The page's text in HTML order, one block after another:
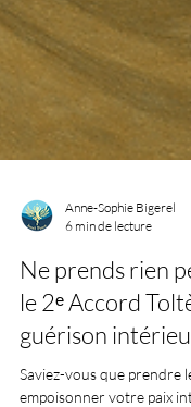
6 min de lecture
Ne prends rien
le 2ᵉ Accord
guérison